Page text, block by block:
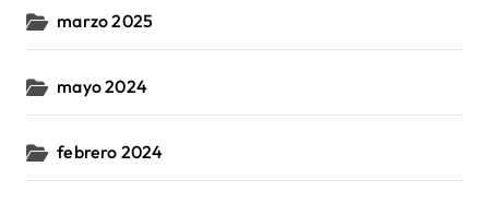
marzo 2025
mayo 2024
febrero 2024